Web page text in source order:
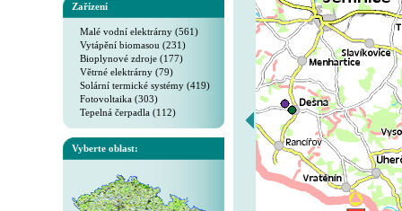
Zařízení
Malé vodní elektrárny (561)
Vytápění biomasou (231)
Bioplynové zdroje (177)
Větrné elektrárny (79)
Solární termické systémy (419)
Fotovoltaika (303)
Tepelná čerpadla (112)
Vyberte oblast: